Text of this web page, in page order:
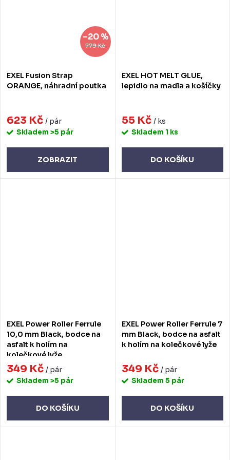
779 Kč
–20 %
EXEL Fusion Strap
ORANGE, náhradní poutka
623 Kč / pár
Skladem >5 pár
ZOBRAZIT
EXEL HOT MELT GLUE,
lepidlo na madla a košíčky
55 Kč / ks
Skladem 1 ks
DO KOŠÍKU
EXEL Power Roller Ferrule
10,0 mm Black, bodce na
asfalt k holím na
kolečkové lyže
349 Kč / pár
Skladem >5 pár
DO KOŠÍKU
EXEL Power Roller Ferrule 7
mm Black, bodce na asfalt
k holím na kolečkové lyže
349 Kč / pár
Skladem 5 pár
DO KOŠÍKU